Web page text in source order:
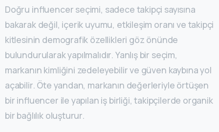
Doğru influencer seçimi, sadece takipçi sayısına
bakarak değil, içerik uyumu, etkileşim oranı ve takipçi
kitlesinin demografik özellikleri göz önünde
bulundurularak yapılmalıdır. Yanlış bir seçim,
markanın kimliğini zedeleyebilir ve güven kaybına yol
açabilir. Öte yandan, markanın değerleriyle örtüşen
bir influencer ile yapılan iş birliği, takipçilerde organik
bir bağlılık oluşturur.